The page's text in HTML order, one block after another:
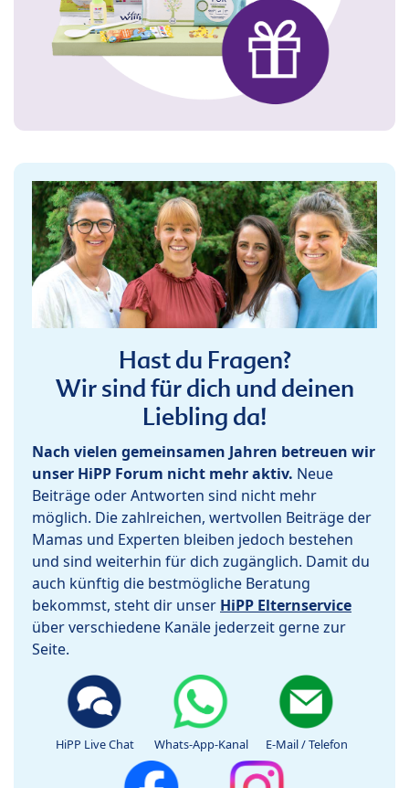
Hast du Fragen?
Wir sind für dich und deinen
Liebling da!
Nach vielen gemeinsamen Jahren betreuen wir
unser HiPP Forum nicht mehr aktiv. Neue
Beiträge oder Antworten sind nicht mehr
möglich. Die zahlreichen, wertvollen Beiträge der
Mamas und Experten bleiben jedoch bestehen
und sind weiterhin für dich zugänglich. Damit du
auch künftig die bestmögliche Beratung
bekommst, steht dir unser HiPP Elternservice
über verschiedene Kanäle jederzeit gerne zur
Seite.
HiPP Live Chat Whats-App-Kanal E-Mail / Telefon